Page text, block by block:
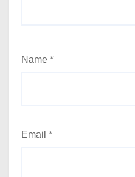
Name *
Email *